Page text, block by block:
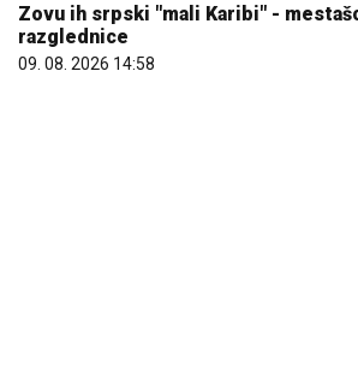
Zovu ih srpski "mali Karibi" -
razglednice
09. 08. 2026 14:58